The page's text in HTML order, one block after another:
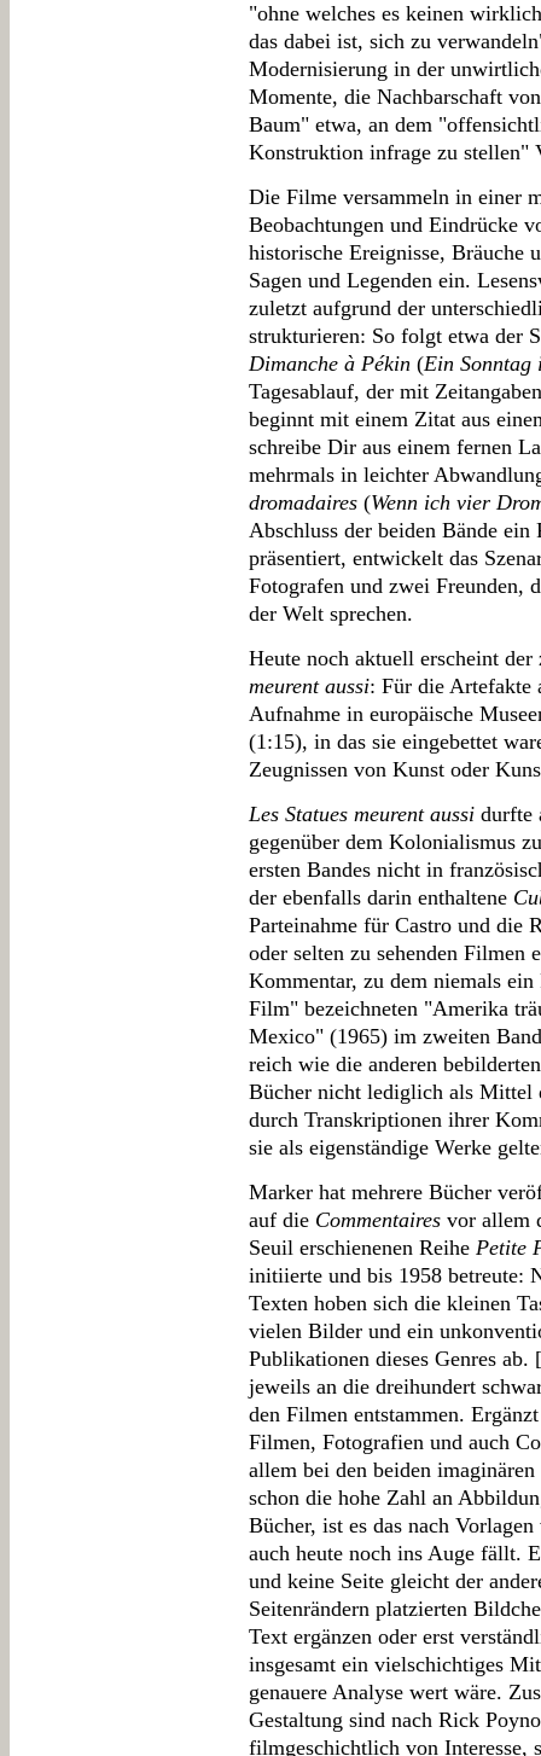
"ohne welches es keinen
das dabei ist, sich zu
Modernisierung in der
Momente, die Nachbarschaft
Baum" etwa, an dem
Konstruktion infrage zu stellen"
Die Filme versammeln in einer
Beobachtungen und Eindrücke
historische Ereignisse, Bräuche
Sagen und Legenden ein.
zuletzt aufgrund der
strukturieren: So folgt etwa der
Dimanche à Pékin (Ein Sonntag
Tagesablauf, der mit
beginnt mit einem Zitat aus
schreibe Dir aus einem fernen
mehrmals in leichter
dromadaires (Wenn ich vier
Abschluss der beiden Bände ein
präsentiert, entwickelt das
Fotografen und zwei Freunden,
der Welt sprechen.
Heute noch aktuell erscheint
meurent aussi: Für die Artefakte
Aufnahme in europäische
(1:15), in das sie eingebettet
Zeugnissen von Kunst oder
Les Statues meurent aussi durfte
gegenüber dem Kolonialismus
ersten Bandes nicht in
der ebenfalls darin enthaltene
Parteinahme für Castro und die
oder selten zu sehenden Filmen
Kommentar, zu dem niemals
Film" bezeichneten "Amerika
Mexico" (1965) im zweiten
reich wie die anderen
Bücher nicht lediglich als Mittel
durch Transkriptionen ihrer
sie als eigenständige Werke
Marker hat mehrere Bücher
auf die Commentaires vor allem
Seuil erschienenen Reihe Petite
initiierte und bis 1958 betreute:
Texten hoben sich die kleinen
vielen Bilder und ein
Publikationen dieses Genres ab. [
jeweils an die dreihundert
den Filmen entstammen.
Filmen, Fotografien und auch
allem bei den beiden
schon die hohe Zahl an
Bücher, ist es das nach
auch heute noch ins Auge fällt.
und keine Seite gleicht der
Seitenrändern platzierten
Text ergänzen oder erst
insgesamt ein vielschichtiges
genauere Analyse wert wäre.
Gestaltung sind nach Rick
filmgeschichtlich von Interesse,